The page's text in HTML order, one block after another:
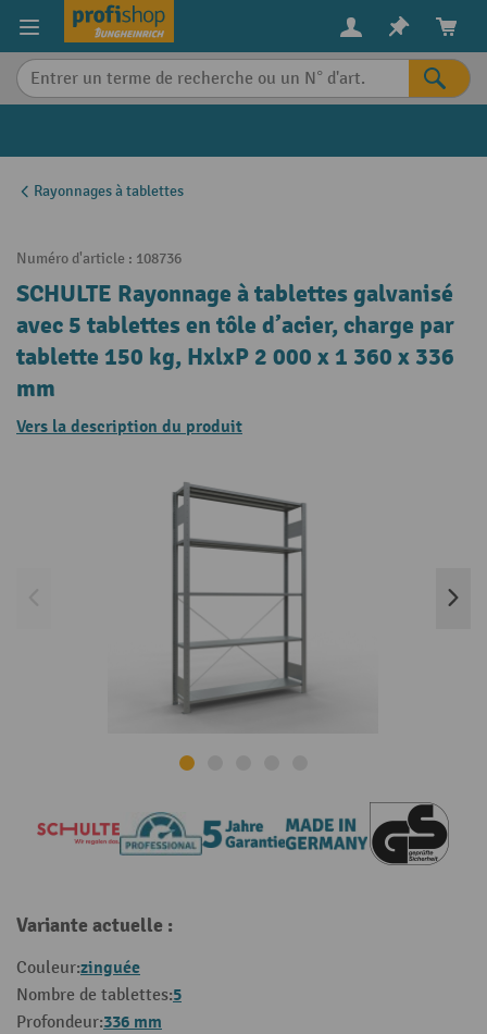
content
Rayonnages à tablettes
Numéro d'article : 108736
SCHULTE Rayonnage à tablettes galvanisé
avec 5 tablettes en tôle d’acier, charge par
tablette 150 kg, HxlxP 2 000 x 1 360 x 336
mm
Vers la description du produit
Variante actuelle :
Couleur:zinguée
Nombre de tablettes:5
Profondeur:336 mm